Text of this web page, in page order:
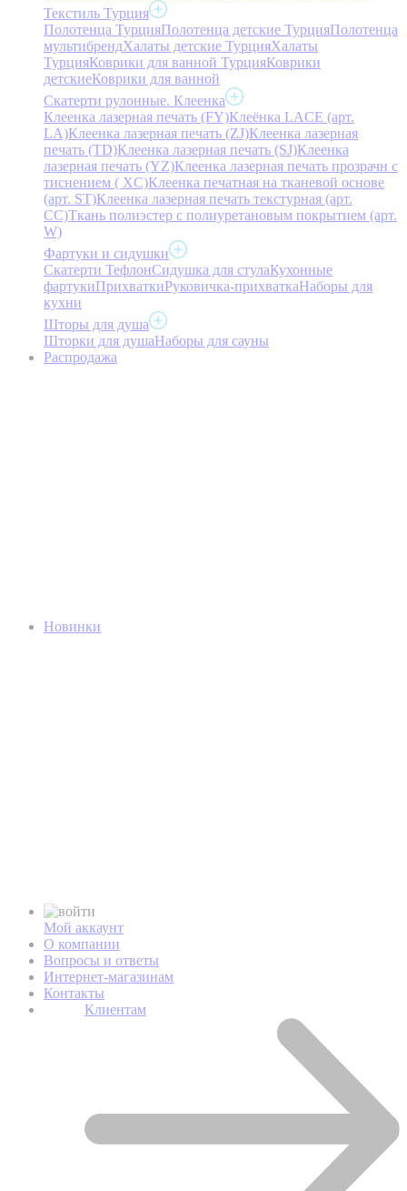
Текстиль Турция
Полотенца ТурцияПолотенца детские ТурцияПолотенца
мультибрендХалаты детские ТурцияХалаты
ТурцияКоврики для ванной ТурцияКоврики
детскиеКоврики для ванной
Скатерти рулонные. Клеенка
Клеенка лазерная печать (FY)Клеёнка LACE (арт.
LA)Клеенка лазерная печать (ZJ)Клеенка лазерная
печать (TD)Клеенка лазерная печать (SJ)Клеенка
лазерная печать (YZ)Клеенка лазерная печать прозрачн с
тиснением ( XC)Клеенка печатная на тканевой основе
(арт. ST)Клеенка лазерная печать текстурная (арт.
CC)Ткань полиэстер с полиуретановым покрытием (арт.
W)
Фартуки и сидушки
Скатерти ТефлонСидушка для стулаКухонные
фартукиПрихваткиРуковичка-прихваткаНаборы для
кухни
Шторы для душа
Шторки для душаНаборы для сауны
Распродажа
Новинки
Мой аккаунт
О компании
Вопросы и ответы
Интернет-магазинам
Контакты
Клиентам